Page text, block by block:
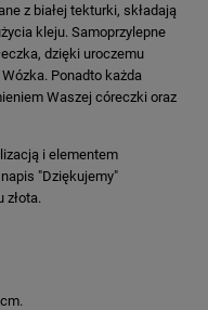
z białej tekturki, składają
kleju. Samoprzylepne
dzięki uroczemu
Ponadto każda
Waszej córeczki oraz
i elementem
"Dziękujemy"
złota.